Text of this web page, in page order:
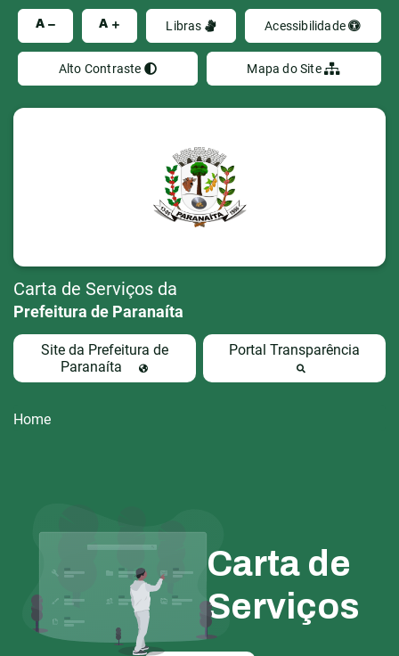
A A Libras Acessibilidade
Alto Contraste Mapa do Site
Carta de Serviços da
Prefeitura de Paranaíta
Site da Prefeitura de
Paranaíta
Portal Transparência
Home
Carta de
Serviços